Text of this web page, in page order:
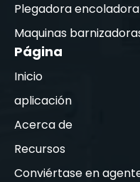
Plegadora
Maquinas
Página
Inicio
aplicación
Acerca de
Recursos
Conviértase en